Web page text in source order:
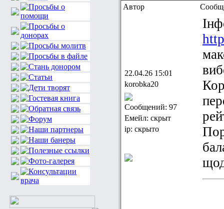
Автор
22.04.26 15:01
korobka20
Сообщений: 97
Емейл: скрыт
ip: скрыто